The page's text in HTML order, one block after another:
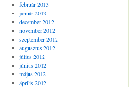
február 2013
január 2013
december 2012
november 2012
szeptember 2012
augusztus 2012
július 2012
június 2012
május 2012
április 2012